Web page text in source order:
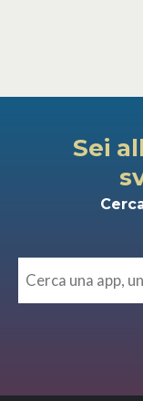
Sei